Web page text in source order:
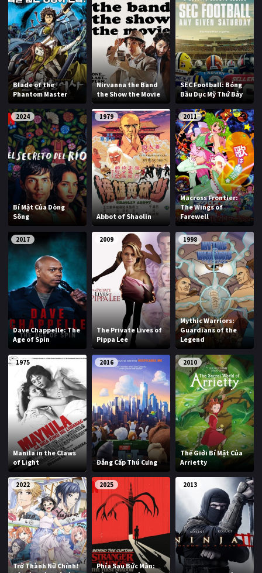
Blade of the
Phantom Master
Nirvanna the Band
the Show the Movie
SEC Football: Bóng
Bầu Dục Mỹ Thứ Bảy
2024
Bí Mật Của Dòng
Sông
1979
Abbot of Shaolin
2011
Macross Frontier:
The Wings of
Farewell
2017
Dave Chappelle: The
Age of Spin
2009
The Private Lives of
Pippa Lee
1998
Mythic Warriors:
Guardians of the
Legend
1975
Manila in the Claws
of Light
2016
Đẳng Cấp Thú Cưng
2010
Thế Giới Bí Mật Của
Arrietty
2022
Trở Thành Nữ Chính!
2025
Phía Sau Bức Màn:
2013